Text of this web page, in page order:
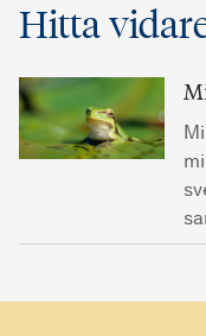
Hitta